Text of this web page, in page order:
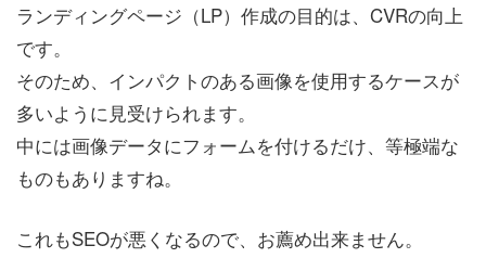
ランディングページ（LP）作成の目的は、CVRの向上
です。
そのため、インパクトのある画像を使用するケースが
多いように見受けられます。
中には画像データにフォームを付けるだけ、等極端な
ものもありますね。
これもSEOが悪くなるので、お薦め出来ません。